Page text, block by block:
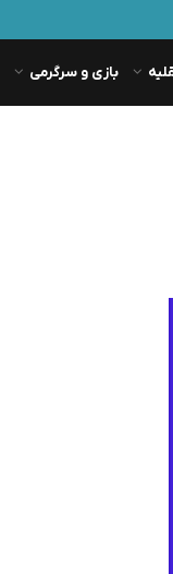
بازی و سرگرمی